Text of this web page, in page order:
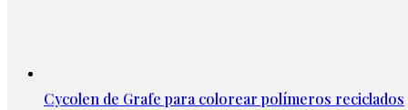
Cycolen de Grafe para colorear polímeros reciclados